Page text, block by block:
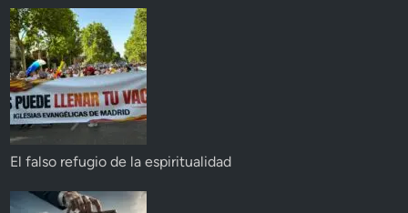
El falso refugio de la espiritualidad